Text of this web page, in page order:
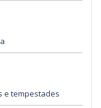
e tempestades